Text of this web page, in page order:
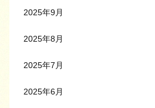
2025年9月
2025年8月
2025年7月
2025年6月